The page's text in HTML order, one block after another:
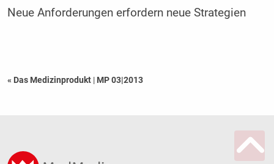
Neue Anforderungen erfordern neue Strategien
« Das Medizinprodukt | MP 03|2013